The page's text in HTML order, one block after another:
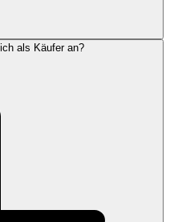
als Käufer an?